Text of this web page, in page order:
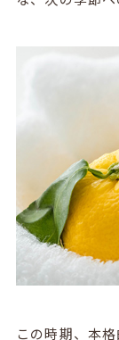
この時期、本